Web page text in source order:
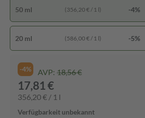
50 ml (356,20 € / 1 l) -4%
20 ml (586,00 € / 1 l) -5%
-4% AVP: 18,56 €
17,81 €
356,20 € / 1 l
Verfügbarkeit unbekannt